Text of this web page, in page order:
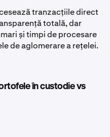
tranzacțiile direct
totală, dar
și timpi de procesare
de aglomerare a rețelei.
în custodie vs